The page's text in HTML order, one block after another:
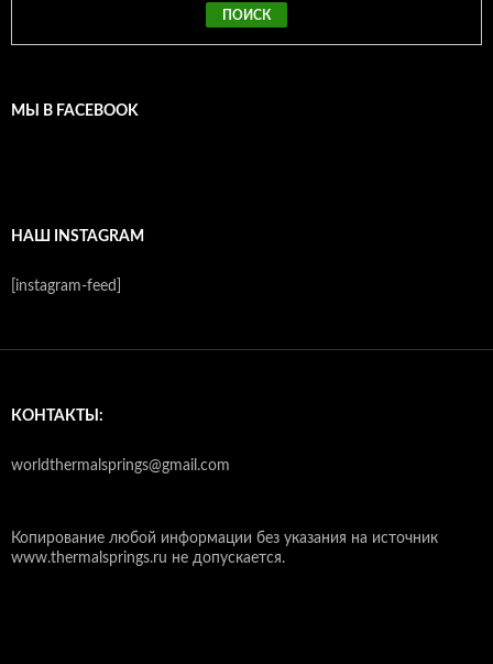
МЫ В FACEBOOK
НАШ INSTAGRAM
[instagram-feed]
КОНТАКТЫ:
worldthermalsprings@gmail.com
Копирование любой информации без указания на источник
www.thermalsprings.ru не допускается.